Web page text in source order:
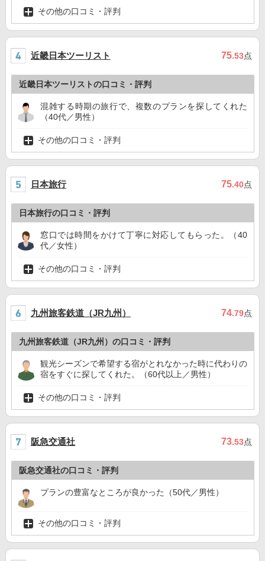
その他の口コミ・評判
近畿日本ツーリスト 75.53点
近畿日本ツーリストの口コミ・評判
混雑する時期の旅行で、複数のプランを探してくれた
（40代／男性）
その他の口コミ・評判
日本旅行 75.40点
日本旅行の口コミ・評判
窓口では時間をかけて丁寧に対応してもらった。（40
代／女性）
その他の口コミ・評判
九州旅客鉄道（JR九州） 74.79点
九州旅客鉄道（JR九州）の口コミ・評判
観光シーズンで希望する宿がとれなかった時に代わりの
宿をすぐに探してくれた。（60代以上／男性）
その他の口コミ・評判
阪急交通社 73.53点
阪急交通社の口コミ・評判
プランの豊富なところが良かった（50代／男性）
その他の口コミ・評判